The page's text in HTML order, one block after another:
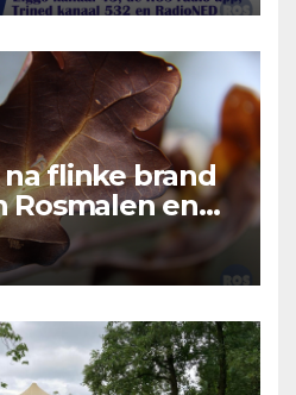
flinke brand
Rosmalen en